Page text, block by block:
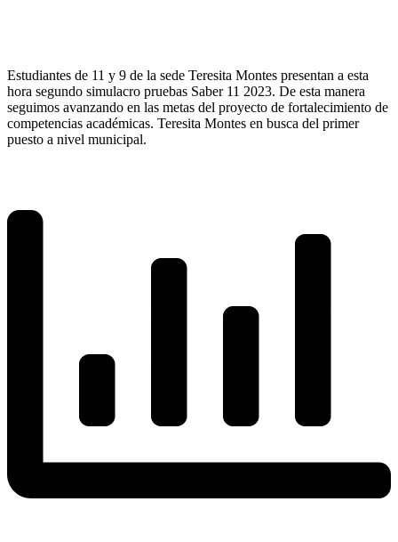
Estudiantes de 11 y 9 de la sede Teresita Montes presentan a esta
hora segundo simulacro pruebas Saber 11 2023. De esta manera
seguimos avanzando en las metas del proyecto de fortalecimiento de
competencias académicas. Teresita Montes en busca del primer
puesto a nivel municipal.